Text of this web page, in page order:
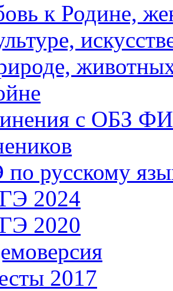
к Родине,
с ОБЗ
русскому
2024
2020
2017